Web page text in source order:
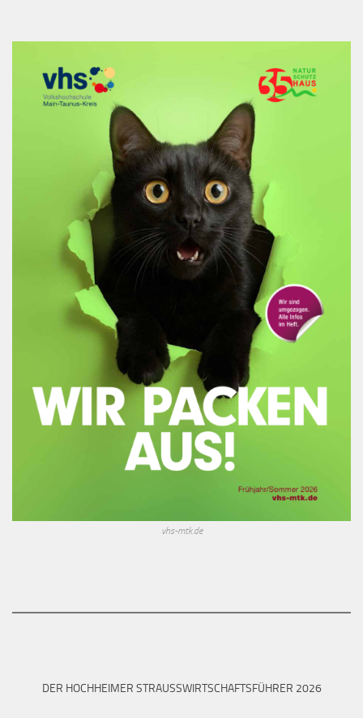
vhs-mtk.de
DER HOCHHEIMER STRAUSSWIRTSCHAFTSFÜHRER 2026